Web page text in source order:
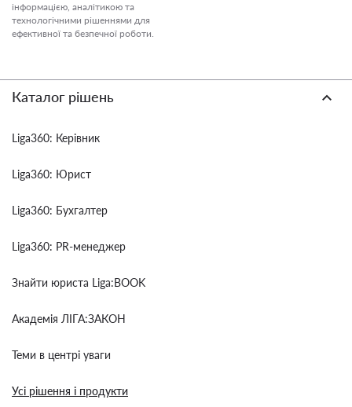
інформацією, аналітикою та
технологічними рішеннями для
ефективної та безпечної роботи.
Каталог рішень
Liga360: Керівник
Liga360: Юрист
Liga360: Бухгалтер
Liga360: PR-менеджер
Знайти юриста Liga:BOOK
Академія ЛІГА:ЗАКОН
Теми в центрі уваги
Усі рішення і продукти